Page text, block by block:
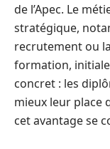
de l’Apec. Le
stratégique,
recrutement ou
formation,
concret : les
mieux leur place
cet avantage se